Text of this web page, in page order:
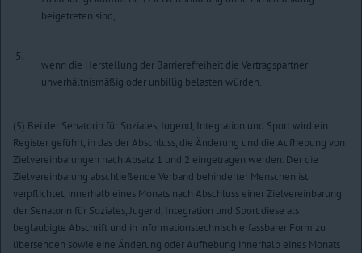
beigetreten sind,
5.
wenn die Herstellung der Barrierefreiheit die Vertragspartner
unverhältnismäßig oder unbillig belasten würden.
(5) Bei der Senatorin für Soziales, Jugend, Integration und Sport wird ein
Register geführt, in das der Abschluss, die Änderung und die Aufhebung von
Zielvereinbarungen nach Absatz 1 und 2 eingetragen werden. Der die
Zielvereinbarung abschließende Verband behinderter Menschen ist
verpflichtet, innerhalb eines Monats nach Abschluss einer Zielvereinbarung
der Senatorin für Soziales, Jugend, Integration und Sport diese als
beglaubigte Abschrift und in informationstechnisch erfassbarer Form zu
übersenden sowie eine Änderung oder Aufhebung innerhalb eines Monats